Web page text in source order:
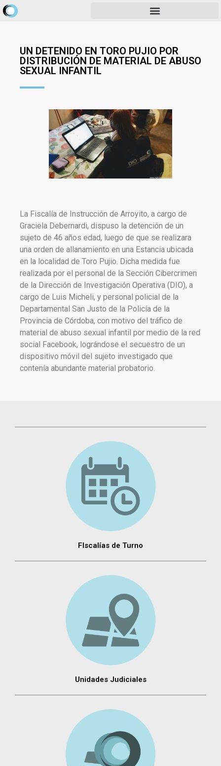
UN DETENIDO EN TORO PUJIO POR
DISTRIBUCIÓN DE MATERIAL DE ABUSO
SEXUAL INFANTIL
La Fiscalía de Instrucción de Arroyito, a cargo de
Graciela Debernardi, dispuso la detención de un
sujeto de 46 años edad, luego de que se realizara
una orden de allanamiento en una Estancia ubicada
en la localidad de Toro Pujio. Dicha medida fue
realizada por el personal de la Sección Cibercrimen
de la Dirección de Investigación Operativa (DIO), a
cargo de Luis Micheli, y personal policial de la
Departamental San Justo de la Policía de la
Provincia de Córdoba, con motivo del tráfico de
material de abuso sexual infantil por medio de la red
social Facebook, lográndose el secuestro de un
dispositivo móvil del sujeto investigado que
contenía abundante material probatorio.
FIscalías de Turno
Unidades Judiciales